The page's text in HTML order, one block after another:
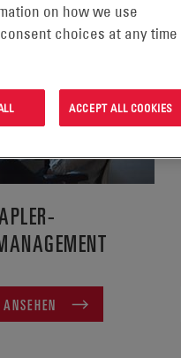
on how we use
choices at any time
ACCEPT ALL COOKIES